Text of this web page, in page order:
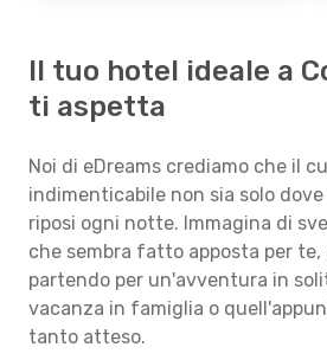
Il tuo hotel ideale a
ti aspetta
Noi di eDreams crediamo che il
indimenticabile non sia solo
riposi ogni notte. Immagina di
che sembra fatto apposta per
partendo per un'avventura in
vacanza in famiglia o
tanto atteso.